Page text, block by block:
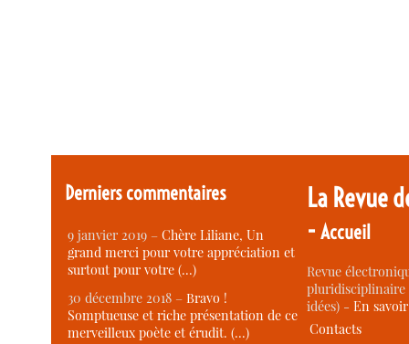
Derniers commentaires
9 janvier 2019 –Chère Liliane, Un
grand merci pour votre appréciation et
surtout pour votre (…)
30 décembre 2018 –Bravo !
Somptueuse et riche présentation de ce
merveilleux poète et érudit. (…)
La Revue
-Accueil
Revue
idées) -En
Contacts